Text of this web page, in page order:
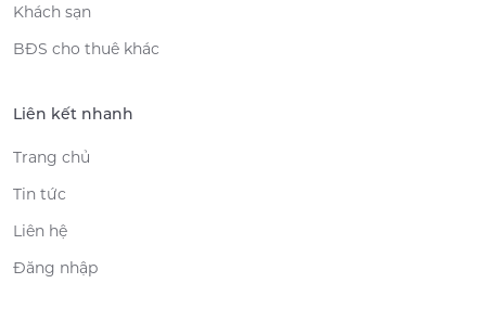
Khách sạn
BĐS cho thuê khác
Liên kết nhanh
Trang chủ
Tin tức
Liên hệ
Đăng nhập